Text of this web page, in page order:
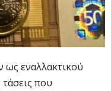
εναλλακτικού
που